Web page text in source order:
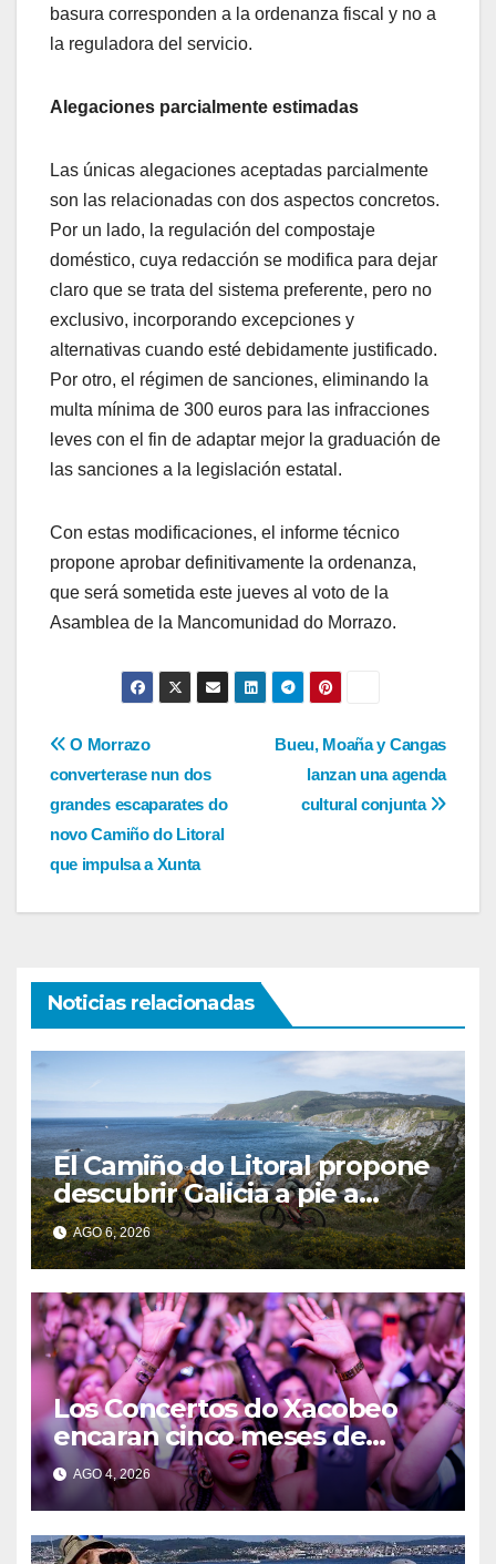
basura corresponden a la ordenanza fiscal y no a
la reguladora del servicio.
Alegaciones parcialmente estimadas
Las únicas alegaciones aceptadas parcialmente
son las relacionadas con dos aspectos concretos.
Por un lado, la regulación del compostaje
doméstico, cuya redacción se modifica para dejar
claro que se trata del sistema preferente, pero no
exclusivo, incorporando excepciones y
alternativas cuando esté debidamente justificado.
Por otro, el régimen de sanciones, eliminando la
multa mínima de 300 euros para las infracciones
leves con el fin de adaptar mejor la graduación de
las sanciones a la legislación estatal.
Con estas modificaciones, el informe técnico
propone aprobar definitivamente la ordenanza,
que será sometida este jueves al voto de la
Asamblea de la Mancomunidad do Morrazo.
Navegación
de
entradas
Bueu, Moaña y Cangas
lanzan una agenda
cultural conjunta
O Morrazo
converterase nun dos
grandes escaparates do
novo Camiño do Litoral
que impulsa a Xunta
Noticias relacionadas
El Camiño do Litoral propone
descubrir Galicia a pie a
través de más de 1.300
kilómetros
AGO 6, 2026
Los Concertos do Xacobeo
encaran cinco meses de
intensa actividad para
consolidar a Galicia como
gran destino de la música en
directo
AGO 4, 2026